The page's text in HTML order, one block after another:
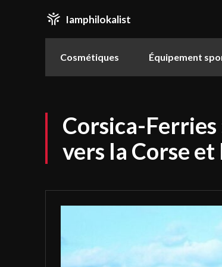
Iamphilokalist
Cosmétiques Équipement
Corsica-
vers la Corse